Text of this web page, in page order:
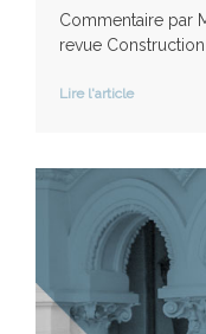
Commentaire par
revue Construction
Lire l'article